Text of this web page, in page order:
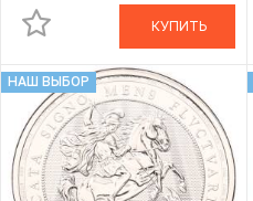
КУПИТЬ
НАШ ВЫБОР